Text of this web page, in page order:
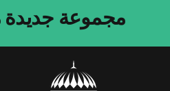
مجموعة جديدة